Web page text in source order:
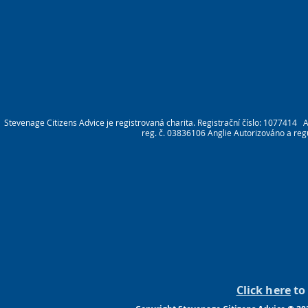
Stevenage Citizens Advice je registrovaná charita. Registrační číslo: 1077414
reg. č. 03836106 Anglie Autorizováno a
Click hereto